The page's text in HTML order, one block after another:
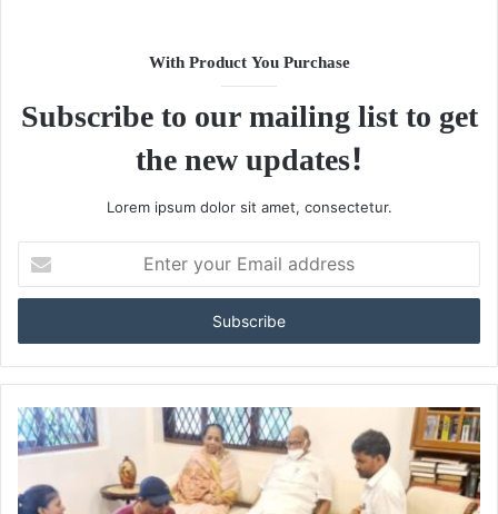
With Product You Purchase
Subscribe to our mailing list to get
the new updates!
Lorem ipsum dolor sit amet, consectetur.
your
Email